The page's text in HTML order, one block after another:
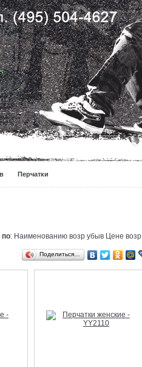
Перчатки
по: Наименованию возр убыв Цене возр
Поделиться…